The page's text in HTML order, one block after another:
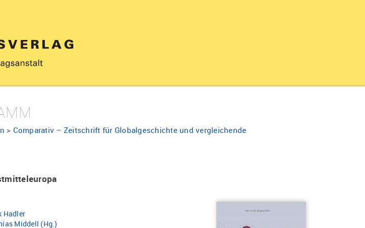
> Comparativ – Zeitschrift für Globalgeschichte und vergleichende
Hadler
Middell (Hg.)